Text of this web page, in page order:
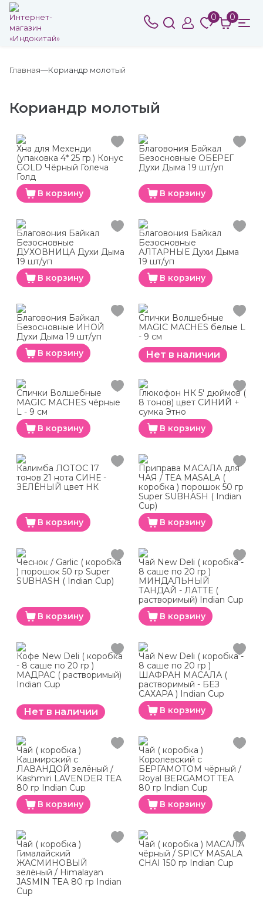
0 0
Главная Кориандр молотый
Кориандр молотый
Хна для Мехенди
(упаковка 4* 25 гр.) Конус
GOLD Чёрный Голеча
Голд
В корзину
Благовония Байкал
Безосновные ОБЕРЕГ
Духи Дыма 19 шт/уп
В корзину
Благовония Байкал
Безосновные
ДУХОВНИЦА Духи Дыма
19 шт/уп
В корзину
Благовония Байкал
Безосновные
АЛТАРНЫЕ Духи Дыма
19 шт/уп
В корзину
Благовония Байкал
Безосновные ИНОЙ
Духи Дыма 19 шт/уп
В корзину
Спички Волшебные
MAGIC MACHES белые L
- 9 см
Нет в наличии
Спички Волшебные
MAGIC MACHES чёрные
L - 9 см
В корзину
Глюкофон НК 5' дюймов (
8 тонов) цвет СИНИЙ +
сумка Этно
В корзину
Калимба ЛОТОС 17
тонов 21 нота СИНЕ -
ЗЕЛЁНЫЙ цвет НК
В корзину
Приправа МАСАЛА для
ЧАЯ / TEA MASALA (
коробка ) порошок 50 гр
Super SUBHASH ( Indian
Cup)
В корзину
Чеснок / Garlic ( коробка
) порошок 50 гр Super
SUBHASH ( Indian Cup)
В корзину
Чай New Deli ( коробка -
8 саше по 20 гр )
МИНДАЛЬНЫЙ
ТАНДАЙ - ЛАТТЕ (
растворимый) Indian Cup
В корзину
Кофе New Deli ( коробка
- 8 саше по 20 гр )
МАДРАС ( растворимый)
Indian Cup
Нет в наличии
Чай New Deli ( коробка -
8 саше по 20 гр )
ШАФРАН МАСАЛА (
растворимый - БЕЗ
САХАРА ) Indian Cup
В корзину
Чай ( коробка )
Кашмирский с
ЛАВАНДОЙ зелёный /
Kashmiri LAVENDER TEA
80 гр Indian Cup
В корзину
Чай ( коробка )
Королевский с
БЕРГАМОТОМ чёрный /
Royal BERGAMOT TEA
80 гр Indian Cup
В корзину
Чай ( коробка )
Гималайский
ЖАСМИНОВЫЙ
зелёный / Himalayan
JASMIN TEA 80 гр Indian
Cup
Чай ( коробка ) МАСАЛА
чёрный / SPICY MASALA
CHAI 150 гр Indian Cup